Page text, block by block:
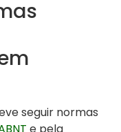
seguir normas